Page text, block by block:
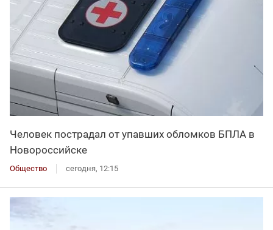
Человек пострадал от упавших обломков БПЛА в
Новороссийске
Общество сегодня, 12:15